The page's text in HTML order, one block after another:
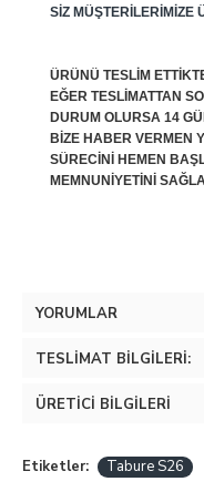
SIZ MÜŞTERILERIMIZE
ÜRÜNÜ TESLIM
EĞER TESLIMATTAN
DURUM OLURSA 14
BIZE HABER VERMEN
SÜRECINI HEMEN
MEMNUNIYETINI
YORUMLAR
TESLIMAT BILGILERI:
ÜRETICI BILGILERI
Etiketler: Tabure S26